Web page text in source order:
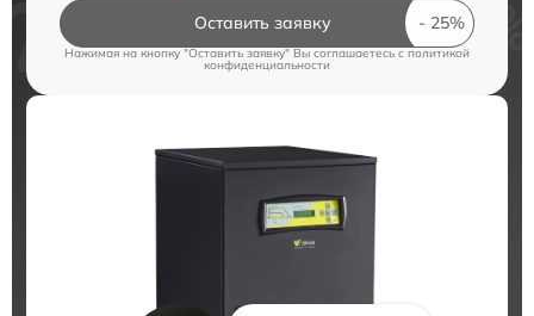
Оставить заявку
Нажимая на кнопку "Оставить заявку" Вы соглашаетесь cполитикой
конфиденциальности